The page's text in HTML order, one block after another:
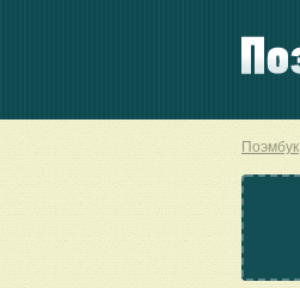
Поэмбук